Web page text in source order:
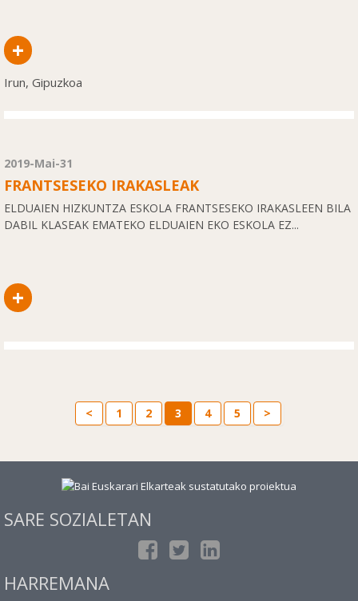
+
Irun, Gipuzkoa
2019-Mai-31
FRANTSESEKO IRAKASLEAK
ELDUAIEN HIZKUNTZA ESKOLA FRANTSESEKO IRAKASLEEN BILA
DABIL KLASEAK EMATEKO ELDUAIEN EKO ESKOLA EZ...
+
< 1 2 3 4 5 >
SARE SOZIALETAN
HARREMANA